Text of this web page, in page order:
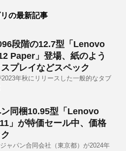
の最新記事
段階の12.7型「Lenovo
Paper」登場、紙のよう
プレイなどスペック
2023年秋にリリースした一般的なタブ
同梱10.95型「Lenovo
」が特価セール中、価格
ャパン合同会社（東京都）が2024年